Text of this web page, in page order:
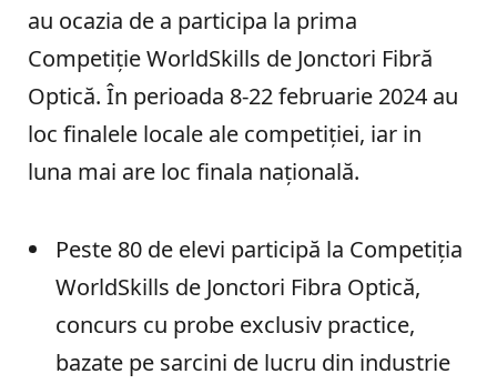
au ocazia de a participa la prima
Competiție WorldSkills de Jonctori Fibră
Optică. În perioada 8-22 februarie 2024 au
loc finalele locale ale competiției, iar in
luna mai are loc finala națională.
Peste 80 de elevi participă la Competiția
WorldSkills de Jonctori Fibra Optică,
concurs cu probe exclusiv practice,
bazate pe sarcini de lucru din industrie